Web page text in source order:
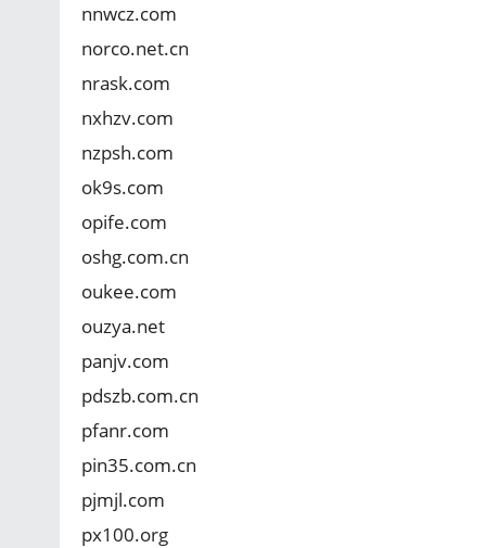
nnwcz.com
norco.net.cn
nrask.com
nxhzv.com
nzpsh.com
ok9s.com
opife.com
oshg.com.cn
oukee.com
ouzya.net
panjv.com
pdszb.com.cn
pfanr.com
pin35.com.cn
pjmjl.com
px100.org